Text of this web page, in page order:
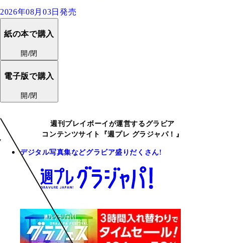
2026年08月03日発売
紙の本で購入
開/閉
電子版で購入
開/閉
週刊プレイボーイが運営するグラビア
コンテンツサイト『週プレ グラジャパ！』
デジタル写真集などグラビア盛りだくさん!